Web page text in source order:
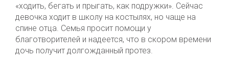
«ходить, бегать и прыгать, как подружки». Сейчас
девочка ходит в школу на костылях, но чаще на
спине отца. Семья просит помощи у
благотворителей и надеется, что в скором времени
дочь получит долгожданный протез.